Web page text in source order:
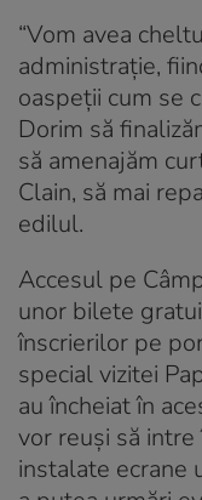
“Vom avea
administrație,
oaspeții cum se
Dorim să
să amenajăm
Clain, să mai
edilul.
Accesul pe
unor bilete
înscrierilor pe
special vizitei
au încheiat în
vor reuși să
instalate ecrane